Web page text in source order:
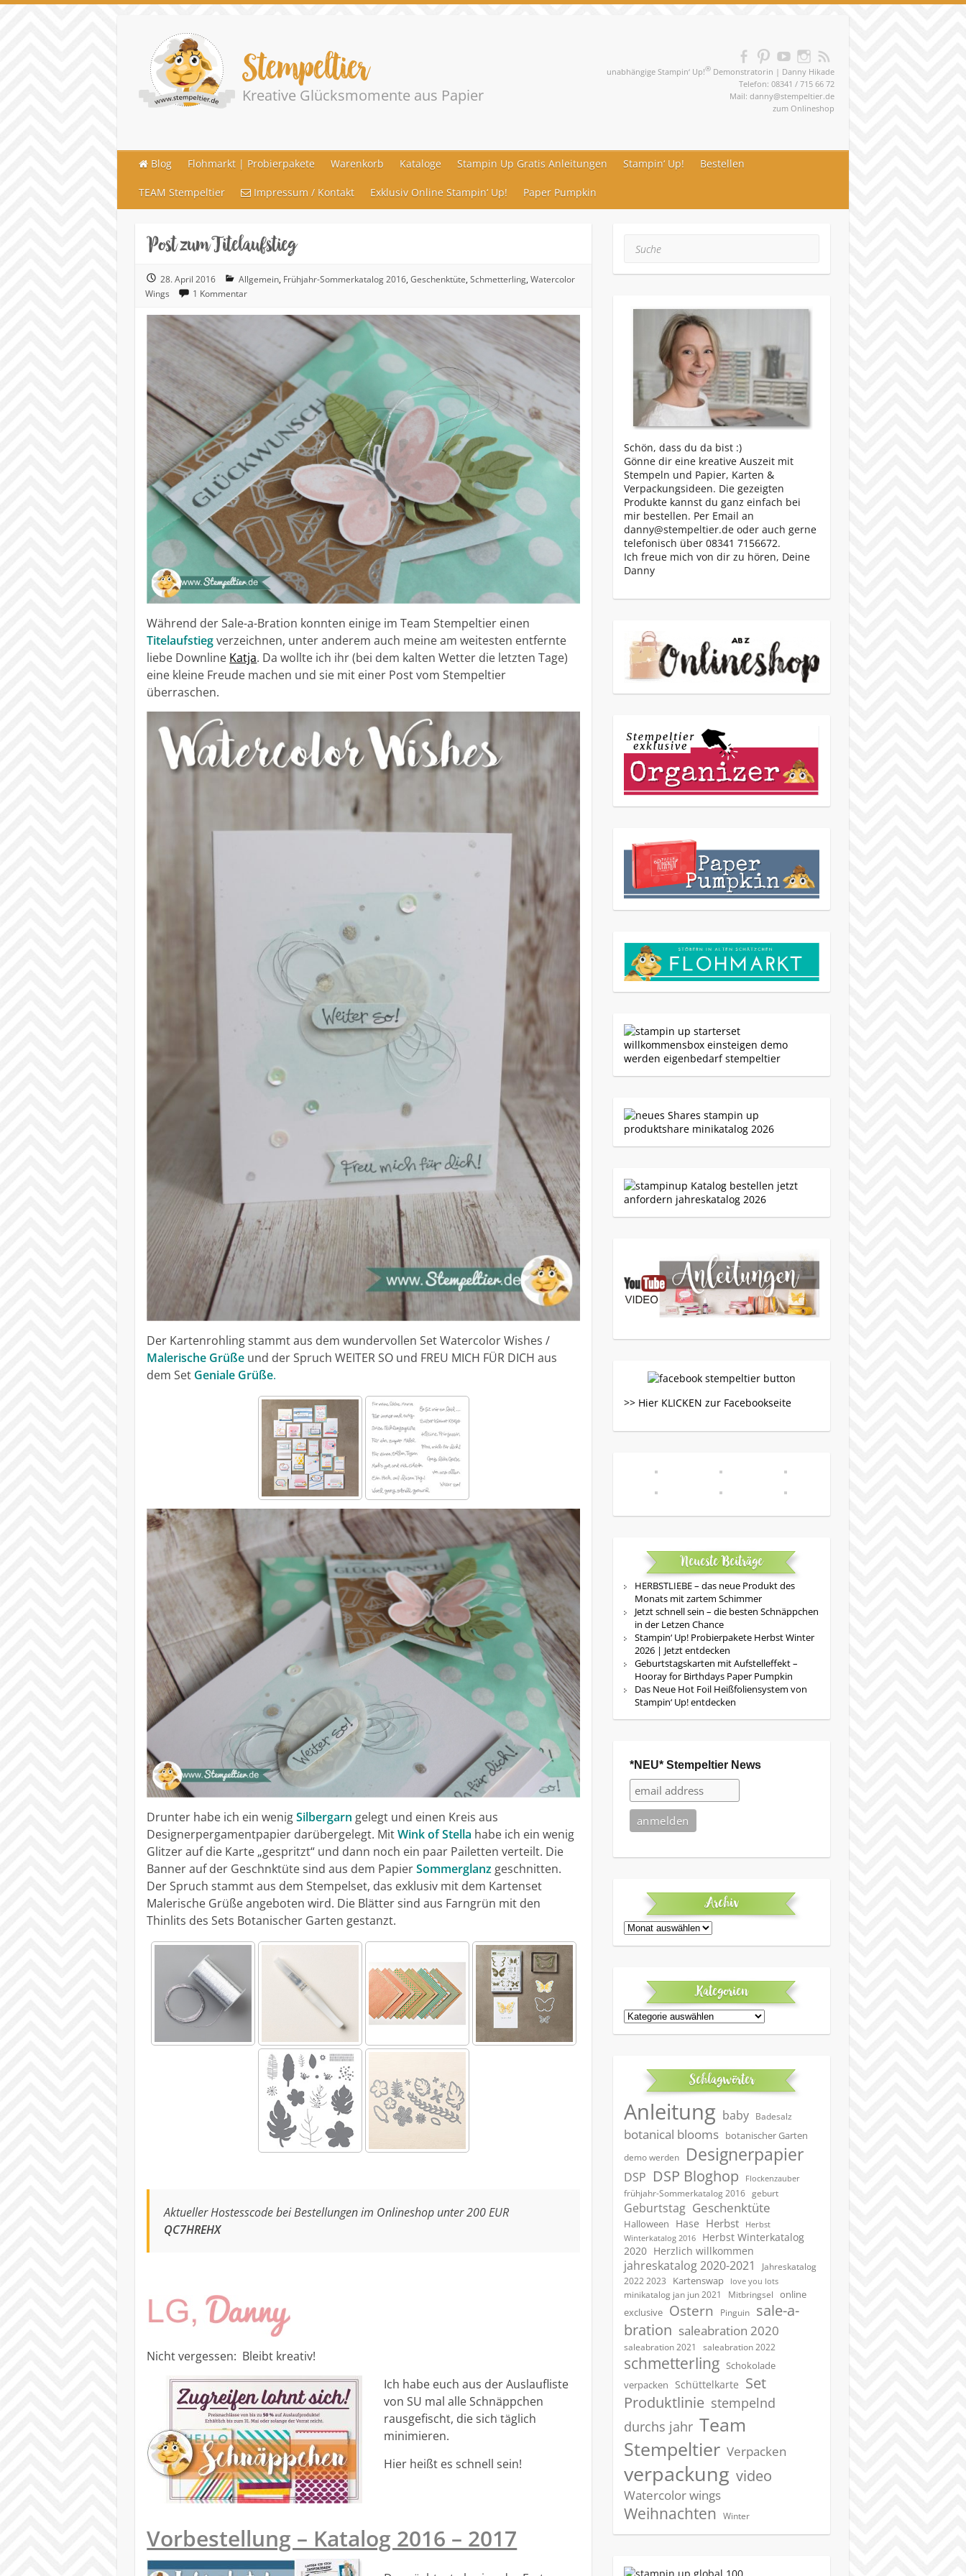
unabhängige Stampin‘ Up!® Demonstratorin | Danny Hikade
Telefon: 08341 / 715 66 72
Mail: danny@stempeltier.de
zum Onlineshop
Stempeltier
Kreative Glücksmomente aus Papier
Blog Flohmarkt | Probierpakete Warenkorb Kataloge Stampin Up Gratis Anleitungen Stampin‘ Up! Bestellen
TEAM Stempeltier Impressum / Kontakt Exklusiv Online Stampin‘ Up! Paper Pumpkin
Post zum Titelaufstieg
28. April 2016 Allgemein, Frühjahr-Sommerkatalog 2016, Geschenktüte, Schmetterling, Watercolor
Wings
1 Kommentar
Während der Sale-a-Bration konnten einige im Team Stempeltier einen
Titelaufstiegverzeichnen, unter anderem auch meine am weitesten entfernte
liebe Downline Katja. Da wollte ich ihr (bei dem kalten Wetter die letzten Tage)
eine kleine Freude machen und sie mit einer Post vom Stempeltier
überraschen.
Der Kartenrohling stammt aus dem wundervollen Set Watercolor Wishes /
Malerische Grüße und der Spruch WEITER SO und FREU MICH FÜR DICH aus
dem Set Geniale Grüße.
Drunter habe ich ein wenigSilbergarn gelegt und einen Kreis aus
Designerpergamentpapier darübergelegt. MitWink of Stella habe ich ein wenig
Glitzer auf die Karte „gespritzt“ und dann noch ein paar Pailetten verteilt. Die
Banner auf der Geschnktüte sind aus dem PapierSommerglanz geschnitten.
Der Spruch stammt aus dem Stempelset, das exklusiv mit dem Kartenset
Malerische Grüße angeboten wird. Die Blätter sind aus Farngrün mit den
Thinlits des Sets Botanischer Garten gestanzt.
Aktueller Hostesscode bei Bestellungen im Onlineshop unter 200 EUR
QC7HREHX
Nicht vergessen: Bleibt kreativ!
Ich habe euch aus der Auslaufliste
von SU mal alle Schnäppchen
rausgefischt, die sich täglich
minimieren.
Hier heißt es schnell sein!
Vorbestellung – Katalog 2016 – 2017
Schön, dass du da bist :)
Gönne dir eine kreative Auszeit mit
Stempeln und Papier, Karten &
Verpackungsideen. Die gezeigten
Produkte kannst du ganz einfach bei
mir bestellen. Per Email an
danny@stempeltier.de oder auch gerne
telefonisch über 08341 7156672.
Ich freue mich von dir zu hören, Deine
Danny
>> Hier KLICKEN zur Facebookseite
Neueste Beiträge
HERBSTLIEBE – das neue Produkt des
Monats mit zartem Schimmer
Jetzt schnell sein – die besten Schnäppchen
in der Letzen Chance
Stampin‘ Up! Probierpakete Herbst Winter
2026 | Jetzt entdecken
Geburtstagskarten mit Aufstelleffekt –
Hooray for Birthdays Paper Pumpkin
Das Neue Hot Foil Heißfoliensystem von
Stampin‘ Up! entdecken
*NEU* Stempeltier News
Archiv
Archiv
Kategorien
Kategorien
Schlagwörter
Anleitung baby Badesalz
botanical blooms botanischer Garten
demo werden Designerpapier
DSP DSP Bloghop Flockenzauber
frühjahr-Sommerkatalog 2016 geburt
Geburtstag Geschenktüte
Halloween Hase Herbst
Herbst
Winterkatalog 2016
Herbst Winterkatalog
2020 Herzlich willkommen
jahreskatalog 2020-2021
Jahreskatalog
2022 2023
Kartenswap love you lots
minikatalog jan jun 2021 Mitbringsel
online
exclusive Ostern Pinguin
sale-a-
bration saleabration 2020
saleabration 2021 saleabration 2022
schmetterling Schokolade
verpacken
Schüttelkarte Set
Produktlinie stempelnd
durchs jahr Team
Stempeltier Verpacken
verpackung video
Watercolor wings
Weihnachten Winter